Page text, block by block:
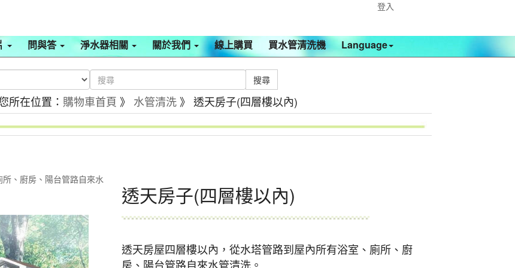
登入
問與答 淨水器相關 關於我們 線上購買 買水管清洗機 Language
所在位置： 購物車首頁 》 水管清洗》 透天房子(四層樓以內)
、廚房、陽台管路自來水
透天房子(四層樓以內)
透天房屋四層樓以內，從水塔管路到屋內所有浴室、廁所、廚
房、陽台管路自來水管清洗。